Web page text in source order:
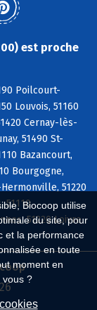
Biocoop utilise
du site, pour
et la performance
en toute
moment en
vous ?
est proche
Poilcourt-
Louvois, 51160
Cernay-lès-
51490 St-
Bazancourt,
Bourgogne,
51220
51110
51220 Loivre